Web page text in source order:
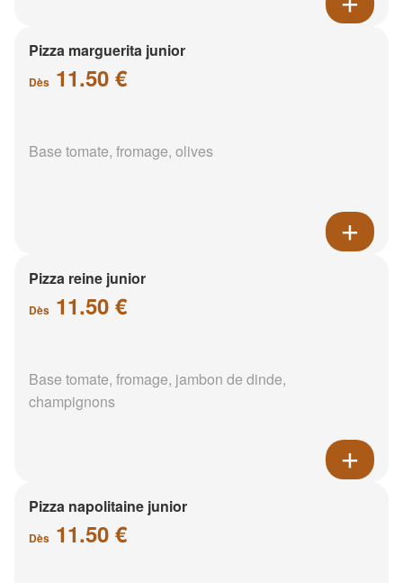
Pizza marguerita junior
Dès 11.50 €
Base tomate, fromage, olives
Pizza reine junior
Dès 11.50 €
Base tomate, fromage, jambon de dinde,
champignons
Pizza napolitaine junior
Dès 11.50 €